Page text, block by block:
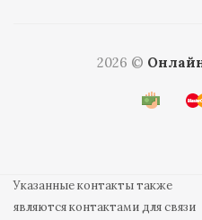
2026 ©
Указанные контакты также
являются контактами для связи